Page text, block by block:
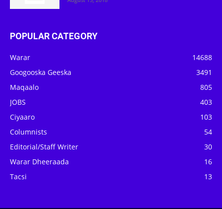
POPULAR CATEGORY
Warar
14688
Googooska Geeska
3491
Maqaalo
805
JOBS
403
Ciyaaro
103
Columnists
54
Editorial/Staff Writer
30
Warar Dheeraada
16
Tacsi
13